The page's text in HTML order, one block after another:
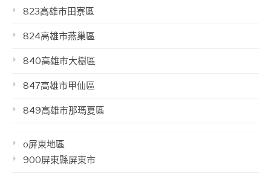
823高雄市田寮區
824高雄市燕巢區
840高雄市大樹區
847高雄市甲仙區
849高雄市那瑪夏區
o屏東地區
900屏東縣屏東市